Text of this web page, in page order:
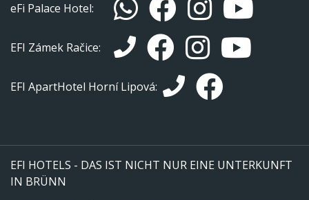
eFi Palace Hotel:
EFI Zámek Račice:
EFI ApartHotel Horní Lipová:
EFI HOTELS - DAS IST NICHT NUR EINE UNTERKUNFT
IN BRÜNN